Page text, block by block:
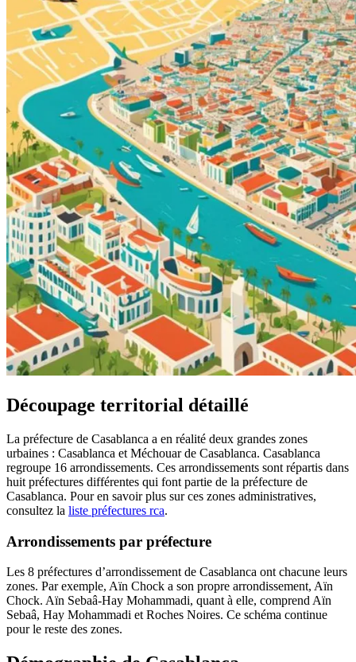
Découpage territorial détaillé
La préfecture de Casablanca a en réalité deux grandes zones
urbaines : Casablanca et Méchouar de Casablanca. Casablanca
regroupe 16 arrondissements. Ces arrondissements sont répartis dans
huit préfectures différentes qui font partie de la préfecture de
Casablanca. Pour en savoir plus sur ces zones administratives,
consultez la liste préfectures rca.
Arrondissements par préfecture
Les 8 préfectures d’arrondissement de Casablanca ont chacune leurs
zones. Par exemple, Aïn Chock a son propre arrondissement, Aïn
Chock. Aïn Sebaâ-Hay Mohammadi, quant à elle, comprend Aïn
Sebaâ, Hay Mohammadi et Roches Noires. Ce schéma continue
pour le reste des zones.